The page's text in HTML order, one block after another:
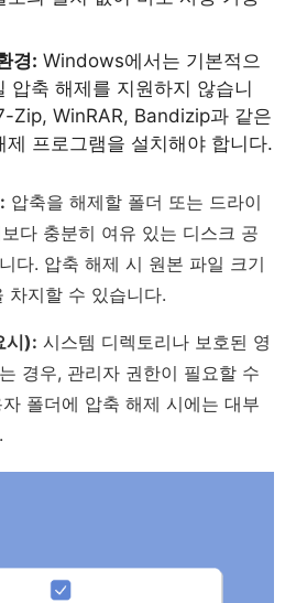
경: Windows에서는 기본적으
압축 해제를 지원하지 않습니
Zip, WinRAR, Bandizip과 같은
제 프로그램을 설치해야 합니다.
압축을 해제할 폴더 또는 드라이
다 충분히 여유 있는 디스크 공
다. 압축 해제 시 원본 파일 크기
차지할 수 있습니다.
시): 시스템 디렉토리나 보호된 영
경우, 관리자 권한이 필요할 수
폴더에 압축 해제 시에는 대부